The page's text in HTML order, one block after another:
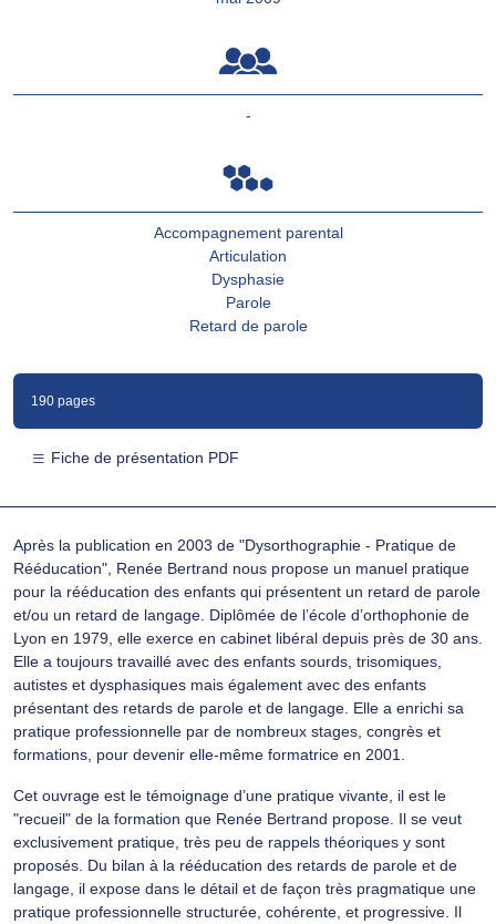
-
Accompagnement parental
Articulation
Dysphasie
Parole
Retard de parole
190 pages
Fiche de présentation PDF
Après la publication en 2003 de "Dysorthographie - Pratique de
Rééducation", Renée Bertrand nous propose un manuel pratique
pour la rééducation des enfants qui présentent un retard de parole
et/ou un retard de langage. Diplômée de l’école d’orthophonie de
Lyon en 1979, elle exerce en cabinet libéral depuis près de 30 ans.
Elle a toujours travaillé avec des enfants sourds, trisomiques,
autistes et dysphasiques mais également avec des enfants
présentant des retards de parole et de langage. Elle a enrichi sa
pratique professionnelle par de nombreux stages, congrès et
formations, pour devenir elle-même formatrice en 2001.
Cet ouvrage est le témoignage d’une pratique vivante, il est le
"recueil" de la formation que Renée Bertrand propose. Il se veut
exclusivement pratique, très peu de rappels théoriques y sont
proposés. Du bilan à la rééducation des retards de parole et de
langage, il expose dans le détail et de façon très pragmatique une
pratique professionnelle structurée, cohérente, et progressive. Il